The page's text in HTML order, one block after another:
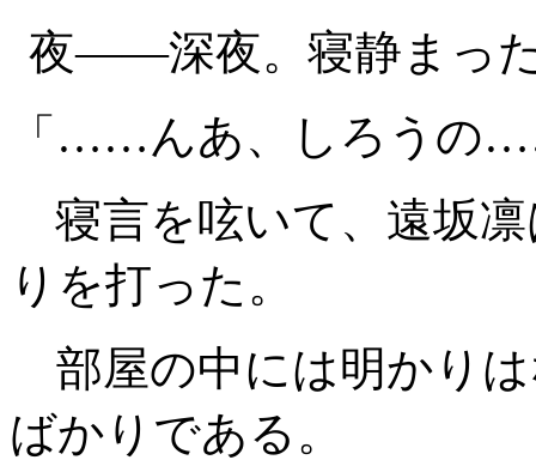
夜――深夜。寝静まっ
「……んあ、しろう
寝言を呟いて、遠坂
りを打った。
部屋の中には明かり
ばかりである。